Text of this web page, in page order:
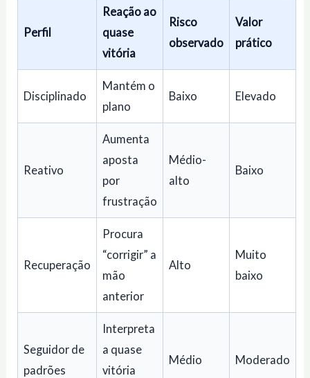
Perfil
Reação ao
quase
vitória
Risco
observado
Valor
prático
Disciplinado
Mantém o
plano
Baixo Elevado
Reativo
Aumenta
aposta
por
frustração
Médio-
alto
Baixo
Recuperação
Procura
“corrigir” a
mão
anterior
Alto
Muito
baixo
Seguidor de
padrões
Interpreta
a quase
vitória
Médio Moderado